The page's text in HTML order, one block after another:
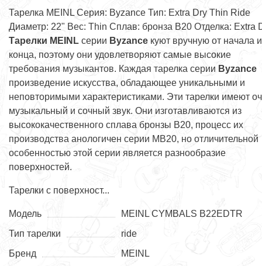
Тарелка MEINL Серия: Byzance Тип: Extra Dry Thin Ride
Диаметр: 22" Вес: Thin Сплав: бронза B20 Отделка: Extra
Тарелки MEINL серии Byzance куют вручную от начала
конца, поэтому они удовлетворяют самые высокие
требования музыкантов. Каждая тарелка серии Byzance
произведение искусства, обладающее уникальными и
неповторимыми характеристиками. Эти тарелки имеют
музыкальный и сочный звук. Они изготавливаются из
высококачественного сплава бронзы B20, процесс их
производства анологичен серии MB20, но отличительной
особенностью этой серии является разнообразие
поверхностей.
Тарелки с поверхност...
Модель
MEINL CYMBALS B22EDTR
Тип тарелки
ride
Бренд
MEINL